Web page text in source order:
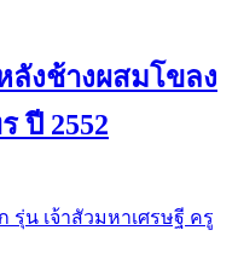
งช้างผสมโขลง
ปี 2552